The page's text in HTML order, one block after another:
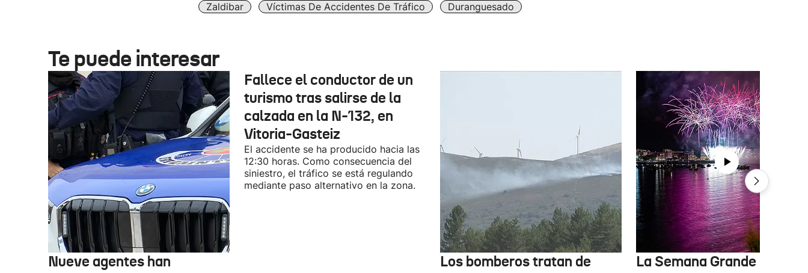
Zaldibar
Víctimas De Accidentes De Tráfico Duranguesado
Te puede interesar
Nueve agentes han
Fallece el conductor de un
turismo tras salirse de la
calzada en la N-132, en
Vitoria-Gasteiz
El accidente se ha producido hacia las
12:30 horas. Como consecuencia del
siniestro, el tráfico se está regulando
mediante paso alternativo en la zona.
Los bomberos tratan de
La Semana Grande